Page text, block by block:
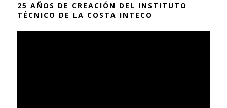
25 AÑOS DE CREACIÓN DEL INSTITUTO
TÉCNICO DE LA COSTA INTECO